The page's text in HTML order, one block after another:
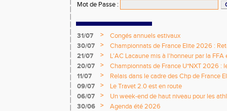
Mot de Passe :
31/07 >
Congés annuels estivaux
30/07
>
Championnats de France Elite 2026 :
21/07
>
L'AC Lacaune mis à l'honneur par la
20/07
>
Championnats de France U*NXT 2026 :
titres nationaux !
11/07 >
Relais dans le cadre des Chp de France
09/07
>
Le Travet 2.0 est en route
06/07
>
Un week-end de haut niveau pour les
nationale
30/06 >
Agenda été 2026